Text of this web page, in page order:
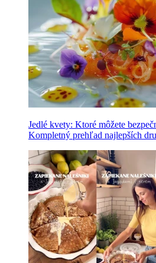
Jedlé kvety: Ktoré môžete
Kompletný prehľad najlepších